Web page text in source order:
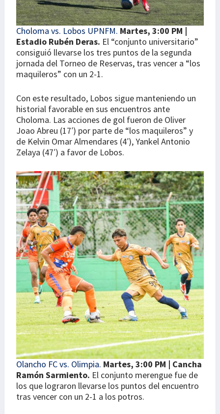
Choloma vs. Lobos UPNFM. Martes, 3:00 PM |
Estadio Rubén Deras. El “conjunto universitario”
consiguió llevarse los tres puntos de la segunda
jornada del Torneo de Reservas, tras vencer a “los
maquileros” con un 2-1.
Con este resultado, Lobos sigue manteniendo un
historial favorable en sus encuentros ante
Choloma. Las acciones de gol fueron de Oliver
Joao Abreu (17′) por parte de “los maquileros” y
de Kelvin Omar Almendares (4′), Yankel Antonio
Zelaya (47′) a favor de Lobos.
Olancho FC vs. Olimpia. Martes, 3:00 PM | Cancha
Ramón Sarmiento. El conjunto merengue fue de
los que lograron llevarse los puntos del encuentro
tras vencer con un 2-1 a los potros.